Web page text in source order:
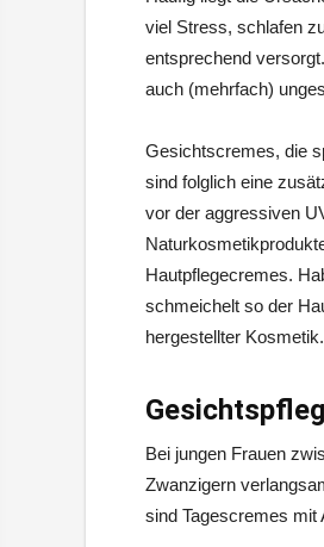
viel Stress, schlafen
entsprechend
auch (mehrfach)
Gesichtscremes, die
sind folglich eine
vor der aggressiven
Hautpflegecremes.
schmeichelt so der
hergestellter Kosmetik.
Bei jungen Frauen
Zwanzigern
sind Tagescremes mit